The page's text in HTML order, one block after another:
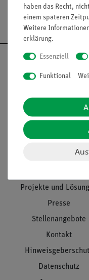
Projekte und
Presse
Stellenangebote
Kontakt
Datenschutz
haben das Recht,
einem späteren
Weitere
erklärung.
Essenziell
Funktional